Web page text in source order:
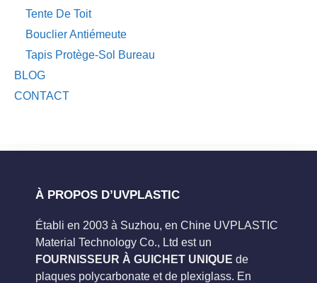
Tente De Toit
Bouclier Antiémeute
Tapis Protège-Sol Bureau
BLOG
CONTACT
À PROPOS D’UVPLASTIC
Établi en 2003 à Suzhou, en Chine UVPLASTIC
Material Technology Co., Ltd est un
FOURNISSEUR À GUICHET UNIQUE de
plaques polycarbonate et de plexiglass. En